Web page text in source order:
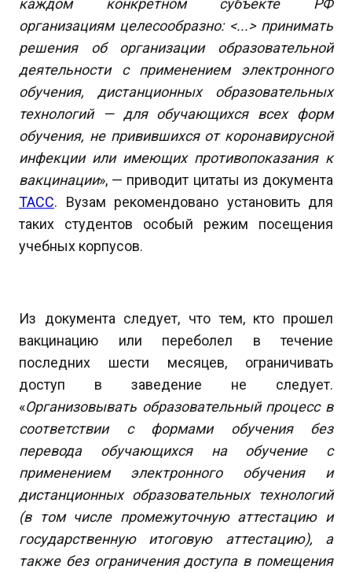
каждом конкретном субъекте РФ
организациям целесообразно: <...> принимать
решения об организации образовательной
деятельности с применением электронного
обучения, дистанционных образовательных
технологий — для обучающихся всех форм
обучения, не привившихся от коронавирусной
инфекции или имеющих противопоказания к
вакцинации», — приводит цитаты из документа
ТАСС. Вузам рекомендовано установить для
таких студентов особый режим посещения
учебных корпусов.
Из документа следует, что тем, кто прошел
вакцинацию или переболел в течение
последних шести месяцев, ограничивать
доступ в заведение не следует.
«Организовывать образовательный процесс в
соответствии с формами обучения без
перевода обучающихся на обучение с
применением электронного обучения и
дистанционных образовательных технологий
(в том числе промежуточную аттестацию и
государственную итоговую аттестацию), а
также без ограничения доступа в помещения